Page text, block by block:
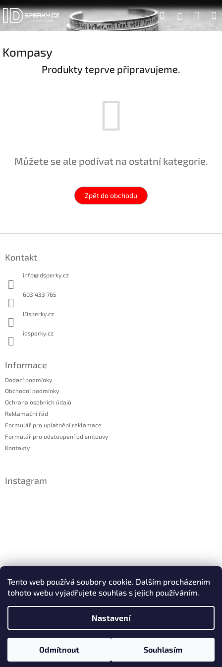
Tento web používá soubory cookie. Dalším procházením
tohoto webu vyjadřujete souhlas s jejich používáním.
Nastavení
Odmítnout Souhlasím
Přejít
na
obsah
Hledat
Kompasy
Produkty teprve připravujeme.
Můžete se ale podívat na ostatní kategorie.
Zpět do obchodu
Kontakt
info@idsperky.cz
603 433 765
IDsperky.cz
idsperky.cz
Informace
Dodací podmínky
Obchodní podmínky
Ochrana osobních údajů
Reklamační řád
Formulář pro uplatnění reklamace
Formulář pro odstoupení od smlouvy
Kontakty
Instagram
Sledovat na Instagramu
Facebook
Vytvořil Shoptet Copyright 2026
. Všechna práva vyhrazena.
Upravit nastavení cookies